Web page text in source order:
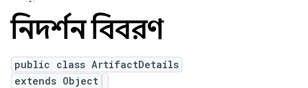
নিদর্শন বিবরণ
public class ArtifactDetails
extends Object